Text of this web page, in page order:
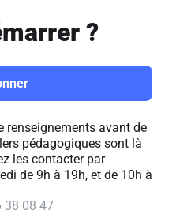
?
renseignements avant de
pédagogiques sont là
les contacter par
de 9h à 19h, et de 10h à
38 08 47